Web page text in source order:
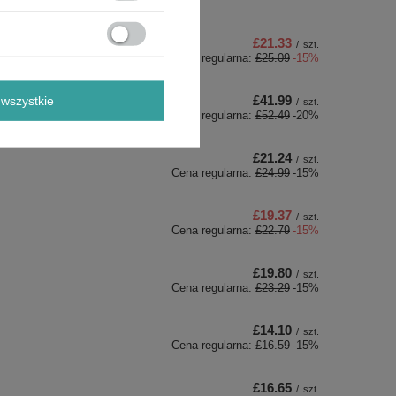
£21.33 / szt.
Cena regularna: £25.09 -15%
£41.99 / szt.
Cena regularna: £52.49 -20%
£21.24 / szt.
Cena regularna: £24.99 -15%
£19.37 / szt.
Cena regularna: £22.79 -15%
£19.80 / szt.
Cena regularna: £23.29 -15%
£14.10 / szt.
Cena regularna: £16.59 -15%
£16.65 / szt.